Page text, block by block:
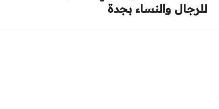
للرجال والنساء بجدة